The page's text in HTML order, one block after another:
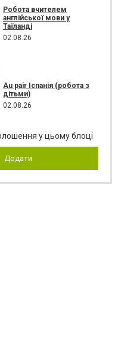
Робота вчителем
англійської мови у
Таїланді
02.08.26
Au pair Іспанія (робота з
дітьми)
02.08.26
у цьому блоці
Додати